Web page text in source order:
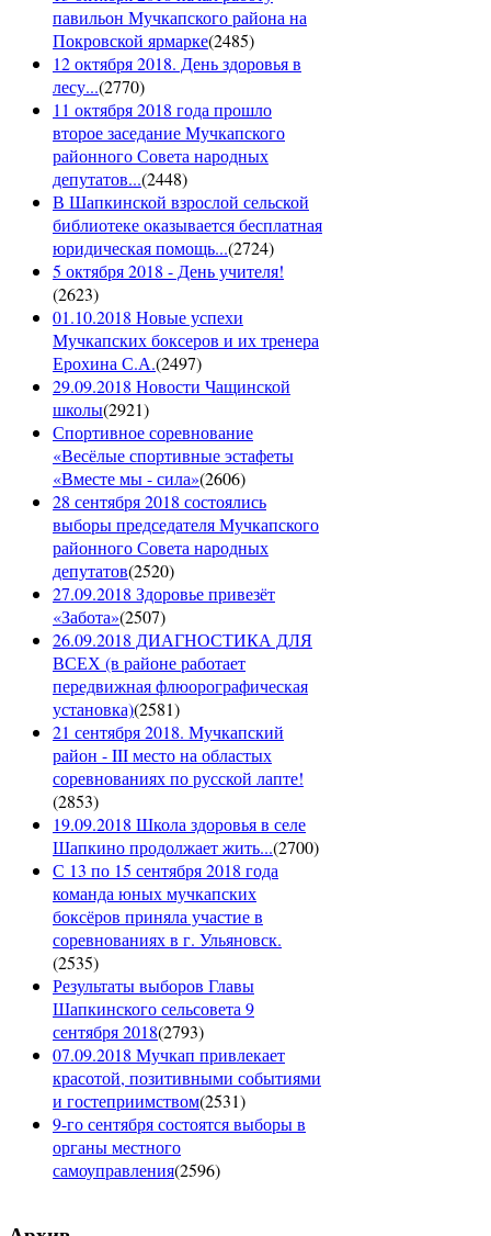
павильон Мучкапского района на
Покровской ярмарке(2485)
12 октября 2018. День здоровья в
лесу...(2770)
11 октября 2018 года прошло
второе заседание Мучкапского
районного Совета народных
депутатов...(2448)
В Шапкинской взрослой сельской
библиотеке оказывается бесплатная
юридическая помощь...(2724)
5 октября 2018 - День учителя!
(2623)
01.10.2018 Новые успехи
Мучкапских боксеров и их тренера
Ерохина С.А.(2497)
29.09.2018 Новости Чащинской
школы(2921)
Спортивное соревнование
«Весёлые спортивные эстафеты
«Вместе мы - сила»(2606)
28 сентября 2018 состоялись
выборы председателя Мучкапского
районного Совета народных
депутатов(2520)
27.09.2018 Здоровье привезёт
«Забота»(2507)
26.09.2018 ДИАГНОСТИКА ДЛЯ
ВСЕХ (в районе работает
передвижная флюорографическая
установка)(2581)
21 сентября 2018. Мучкапский
район - III место на областых
соревнованиях по русской лапте!
(2853)
19.09.2018 Школа здоровья в селе
Шапкино продолжает жить...(2700)
С 13 по 15 сентября 2018 года
команда юных мучкапских
боксёров приняла участие в
соревнованиях в г. Ульяновск.
(2535)
Результаты выборов Главы
Шапкинского сельсовета 9
сентября 2018(2793)
07.09.2018 Мучкап привлекает
красотой, позитивными событиями
и гостеприимством(2531)
9-го сентября состоятся выборы в
органы местного
самоуправления(2596)